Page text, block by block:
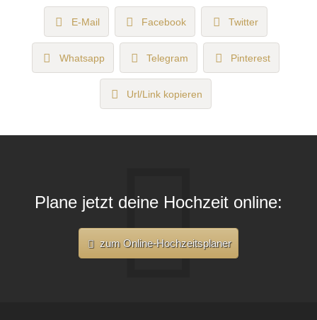
E-Mail Facebook Twitter
Whatsapp Telegram Pinterest
Url/Link kopieren
Plane jetzt deine Hochzeit online:
zum Online-Hochzeitsplaner